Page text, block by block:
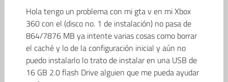
Hola tengo un problema con mi gta v en mi Xbox
360 con el (disco no. 1 de instalación) no pasa de
864/7876 MB ya intente varias cosas como borrar
el caché y lo de la configuración inicial y aún no
puedo instalarlo lo trato de instalar en una USB de
16 GB 2.0 flash Drive alguien que me pueda ayudar